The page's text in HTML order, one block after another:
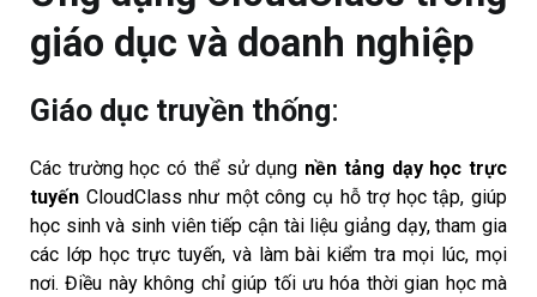
giáo dục và doanh nghiệp
Giáo dục truyền thống:
Các trường học có thể sử dụng nền tảng dạy học trực
tuyến CloudClass như một công cụ hỗ trợ học tập, giúp
học sinh và sinh viên tiếp cận tài liệu giảng dạy, tham gia
các lớp học trực tuyến, và làm bài kiểm tra mọi lúc, mọi
nơi. Điều này không chỉ giúp tối ưu hóa thời gian học mà